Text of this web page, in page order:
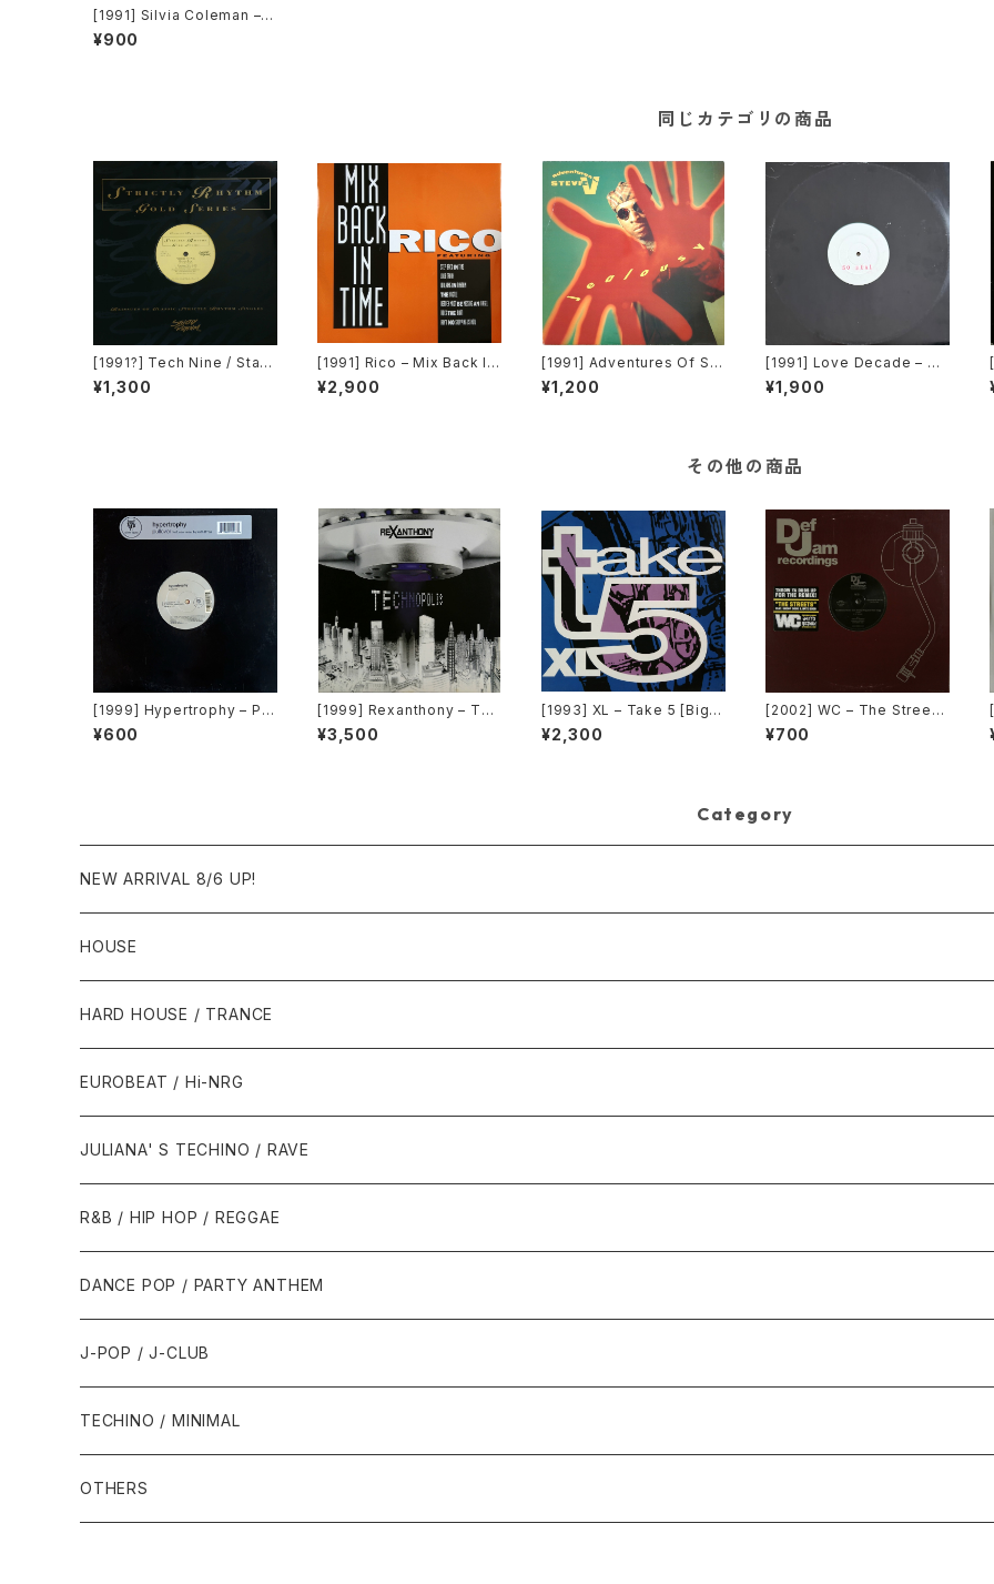
[1991] Silvia Coleman – I
nto The Night (Taira Tair
a) [Line Music]
¥900
同じカテゴリの商品
[1991?] Tech Nine / Stati
c – Slam Jam / Dream It
[Strictly Rhythm]
¥1,300
[1991] Rico – Mix Back In
Time / What! [SMP]
¥2,900
[1991] Adventures Of Ste
vie V. – Jealousy [Mercur
y]
¥1,200
[1991] Love Decade – So
Real [Not On Label][PRO
MO]
¥1,900
その他の商品
[1999] Hypertrophy – Pul
lover [Tommy Boy Silver
Label]
¥600
[1999] Rexanthony – Tec
hnopolis [Franton]
¥3,500
[1993] XL – Take 5 [Big T
ime International]
¥2,300
[2002] WC – The Streets
(Remix) [Def Jam Recor
dings][PROMO]
¥700
Category
NEW ARRIVAL 8/6 UP!
HOUSE
1980年代
1987年・以前
1988年
1990年代
1990年
1991年
1996年
2000年代
2000年
2001年
2010年代
2010年
2011年
HARD HOUSE / TRANCE
1990年代
1994年・以前
1995年
2000年代
2000年
2001年
EUROBEAT / Hi-NRG
1980年代
1986年・以前
1987年
1990年代
1990年
1991年
2000年代
JULIANA' S TECHINO / RAVE
1990年代
1990年
1991年
2000年代
2000年
2001年
R&B / HIP HOP / REGGAE
1980年代
1985年・以前
1986年
1990年代
1990年
1991年
2000年代
2000年
DANCE POP / PARTY ANTHEM
1980年代
1988年・以前
1989年
1990年代
1990年
2000年代
J-POP / J-CLUB
1980年代
1990年代
TECHINO / MINIMAL
OTHERS